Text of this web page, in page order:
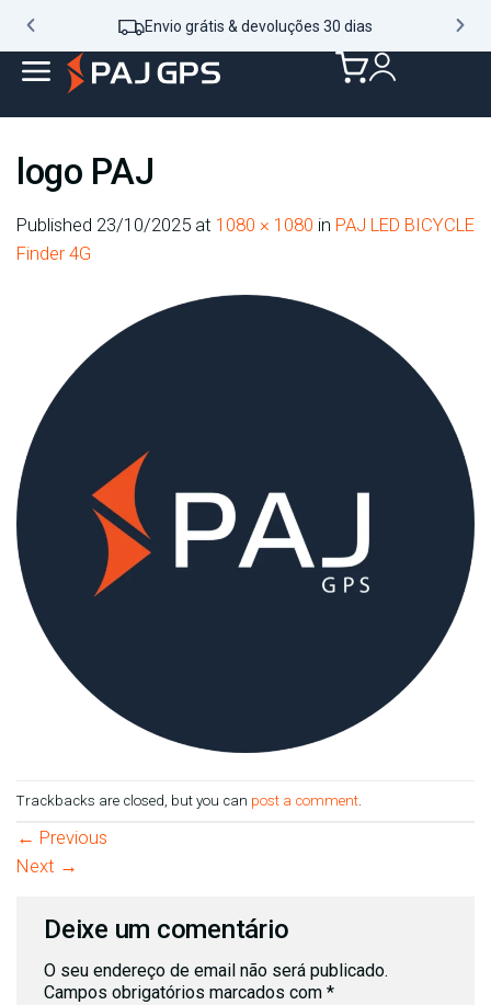
Envio grátis & devoluções 30 dias
logo PAJ
Published 23/10/2025 at 1080 × 1080 in PAJ LED BICYCLE
Finder 4G
Trackbacks are closed, but you can post a comment.
← Previous
Next →
Deixe um comentário
O seu endereço de email não será publicado.
Campos obrigatórios marcados com *